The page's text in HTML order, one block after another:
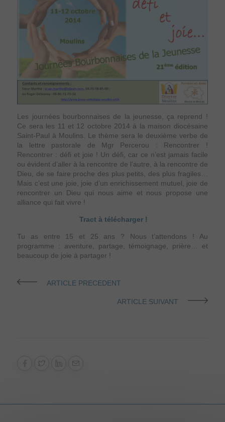
Les journées bourbonnaises de la jeunesse, ça reprend !
Ce sera les 11 et 12 octobre 2014 à la maison diocésaine
Saint-Paul à Moulins. Le thème sera le deuxième verbe de
la lettre pastorale de Mgr Percerou : Rencontrer !
Rencontrer : défi et joie ! Un défi, car ce n’est jamais facile
ou évident d’aller à la rencontre de l’autre, à la rencontre de
Dieu, de se faire proche des plus petits, des plus fragiles…
Mais c’est une joie, joie d’un enrichissement mutuel, joie de
rencontrer un Dieu qui nous aime et nous propose une
alliance qui fait vivre !
Tract à télécharger !
Tu as entre 15 et 25 ans ? Nous t’attendons ! Au
programme : aventure, partage, témoignage, prière… et
beaucoup de joie à partager !
ARTICLE PRECEDENT
ARTICLE SUIVANT